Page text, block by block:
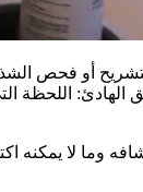
أو فحص
الهادئ:
لا يمكنه